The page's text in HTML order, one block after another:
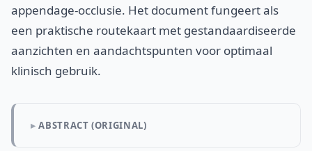
appendage-occlusie. Het document fungeert als
een praktische routekaart met gestandaardiseerde
aanzichten en aandachtspunten voor optimaal
klinisch gebruik.
ABSTRACT (ORIGINAL)